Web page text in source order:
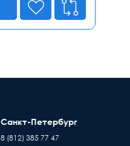
Санкт-Петербург
8 (812) 385 77 47